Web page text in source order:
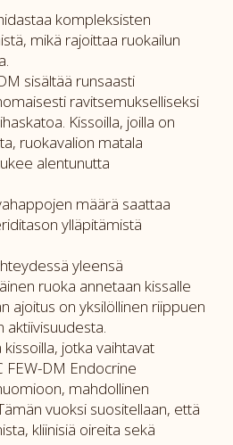
kompleksisten
mikä rajoittaa ruokailun
sisältää runsaasti
ravitsemukselliseksi
Kissoilla, joilla on
ruokavalion matala
alentunutta
määrä saattaa
ylläpitämistä
yleensä
ruoka annetaan kissalle
ajoitus on yksilöllinen riippuen
aktiivisuudesta.
jotka vaihtavat
FEW-DM Endocrine
mahdollinen
vuoksi suositellaan, että
kliinisiä oireita sekä